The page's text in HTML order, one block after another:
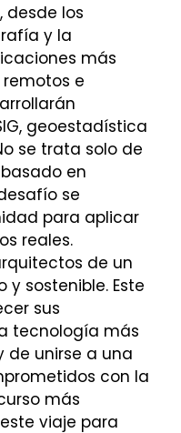
desde los
y la
más
e
geoestadística
se trata solo de
en
se
para aplicar
reales.
de un
sostenible. Este
sus
tecnología más
de unirse a una
con la
más
viaje para